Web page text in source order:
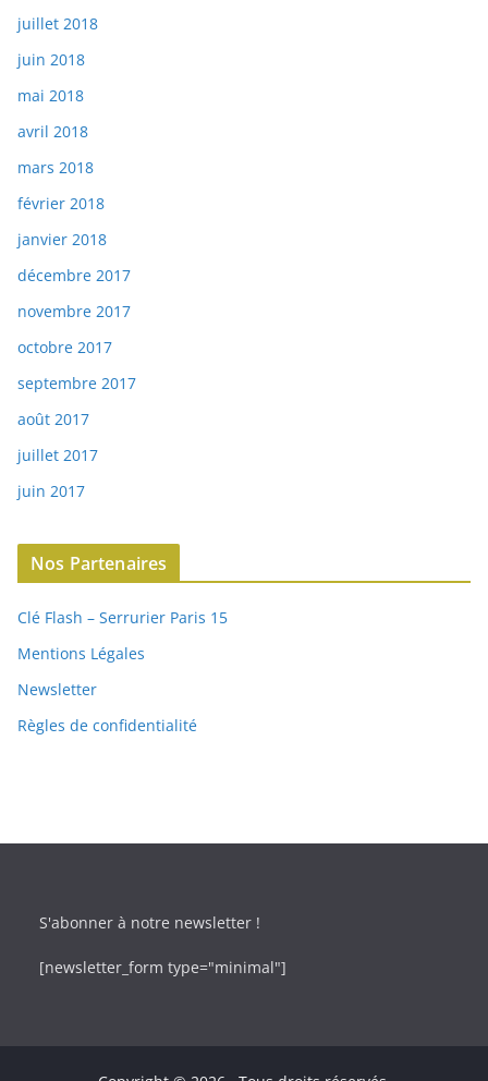
juillet 2018
juin 2018
mai 2018
avril 2018
mars 2018
février 2018
janvier 2018
décembre 2017
novembre 2017
octobre 2017
septembre 2017
août 2017
juillet 2017
juin 2017
Nos Partenaires
Clé Flash – Serrurier Paris 15
Mentions Légales
Newsletter
Règles de confidentialité
S'abonner à notre newsletter !
[newsletter_form type="minimal"]